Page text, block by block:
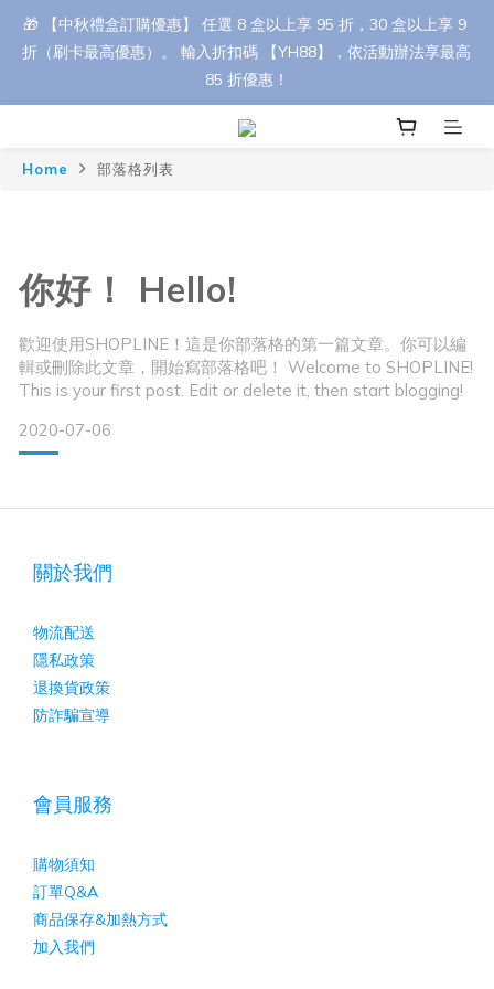
🎁 【中秋禮盒訂購優惠】 任選 8 盒以上享 95 折，30 盒以上享 9
折（刷卡最高優惠）。 輸入折扣碼 【YH88】，依活動辦法享最高
85 折優惠！
🎁 【中秋禮盒訂購優惠】 任選 8 盒以上享 95 折，30 盒以上享 9
折（刷卡最高優惠）。 輸入折扣碼 【YH88】，依活動辦法享最高
85 折優惠！
前評估並預留訂購時間哦 !
🎁 【中秋禮盒訂購優惠】 任選 8 盒以上享 95 折，30 盒以上享 9
折（刷卡最高優惠）。 輸入折扣碼 【YH88】，依活動辦法享最高
85 折優惠！
Home 部落格列表
你好！ Hello!
歡迎使用SHOPLINE！這是你部落格的第一篇文章。你可以編
輯或刪除此文章，開始寫部落格吧！ Welcome to SHOPLINE!
This is your first post. Edit or delete it, then start blogging!
2020-07-06
關於我們
物流配送
隱私政策
退換貨政策
防詐騙宣導
會員服務
購物須知
訂單Q&A
商品保存&加熱方式
加入我們